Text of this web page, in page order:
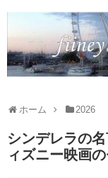
ホーム 2026
シンデレラの
ィズニー映画